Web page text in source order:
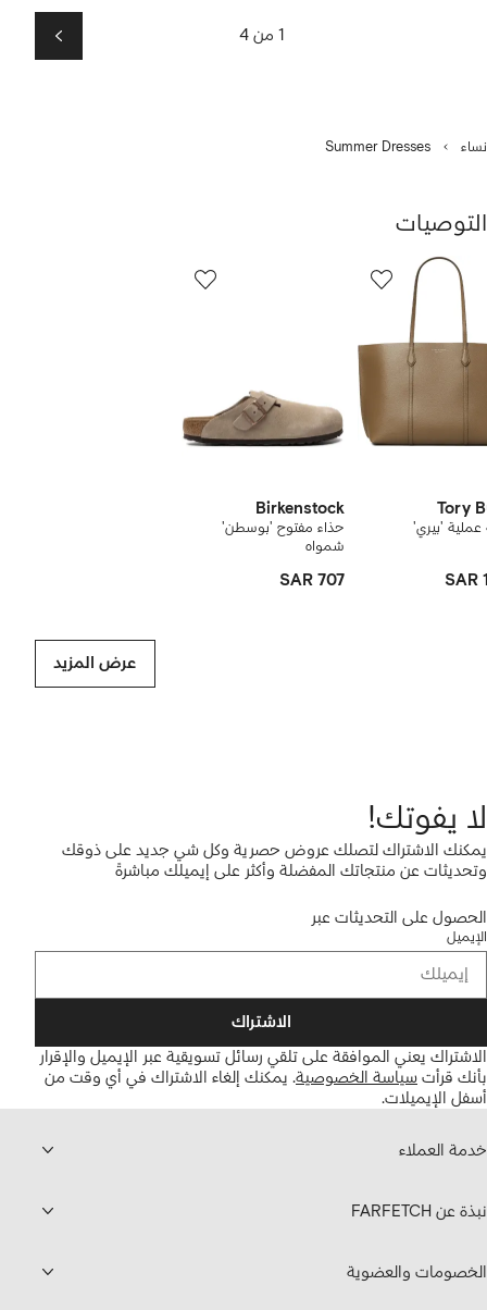
1 من 4 التالي
نساء Summer Dresses
التوصيات
Tory
'بيري'
SAR
Birkenstock
حذاء مفتوح 'بوسطن'
شمواه
SAR 707
عرض المزيد
لا يفوتك!
يمكنك الاشتراك لتصلك عروض حصرية وكل شي جديد على ذوقك
وتحديثات عن منتجاتك المفضلة وأكثر على إيميلك مباشرةً
الحصول على التحديثات عبر
الإيميل
الاشتراك
الاشتراك يعني الموافقة على تلقي رسائل تسويقية عبر الإيميل والإقرار
بأنك قرأت سياسة الخصوصية. يمكنك إلغاء الاشتراك في أي وقت من
أسفل الإيميلات.
خدمة العملاء
نبذة عن FARFETCH
الخصومات والعضوية